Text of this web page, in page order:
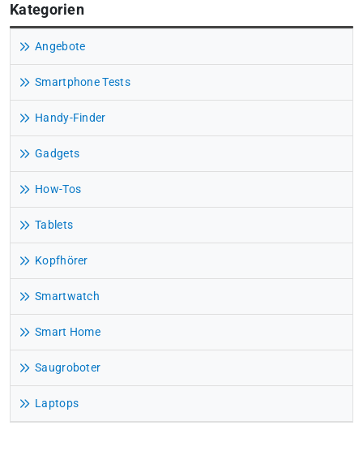
Kategorien
Angebote
Smartphone Tests
Handy-Finder
Gadgets
How-Tos
Tablets
Kopfhörer
Smartwatch
Smart Home
Saugroboter
Laptops